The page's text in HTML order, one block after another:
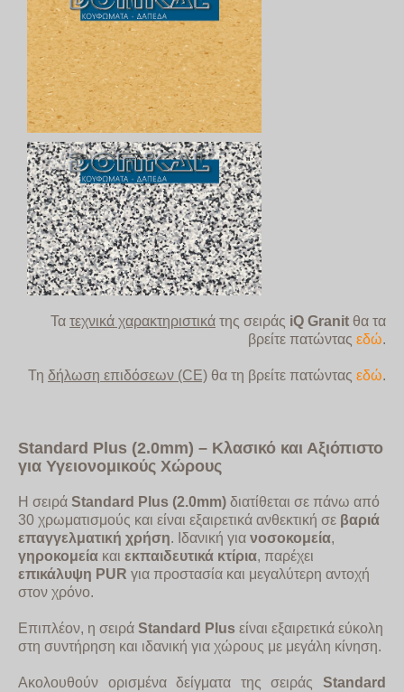
Τα τεχνικά χαρακτηριστικά της σειράς iQ Granit θα τα
βρείτε πατώντας εδώ.
Τη δήλωση επιδόσεων (CE) θα τη βρείτε πατώντας εδώ.
Standard Plus (2.0mm) – Κλασικό και Αξιόπιστο
για Υγειονομικούς Χώρους
Η σειρά Standard Plus (2.0mm) διατίθεται σε πάνω από
30 χρωματισμούς και είναι εξαιρετικά ανθεκτική σε βαριά
επαγγελματική χρήση. Ιδανική για νοσοκομεία,
γηροκομεία και εκπαιδευτικά κτίρια, παρέχει
επικάλυψη PUR για προστασία και μεγαλύτερη αντοχή
στον χρόνο.
Επιπλέον, η σειρά Standard Plus είναι εξαιρετικά εύκολη
στη συντήρηση και ιδανική για χώρους με μεγάλη κίνηση.
Ακολουθούν ορισμένα δείγματα της σειράς Standard